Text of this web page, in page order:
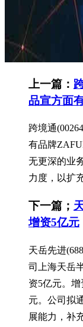
上一篇：
品宣方面
跨境通
有品牌
无更深的业
力度，以扩
下一篇；
增资5亿元
天岳先进
司上海天岳
资5亿元。
元。公司拟
展能力，补